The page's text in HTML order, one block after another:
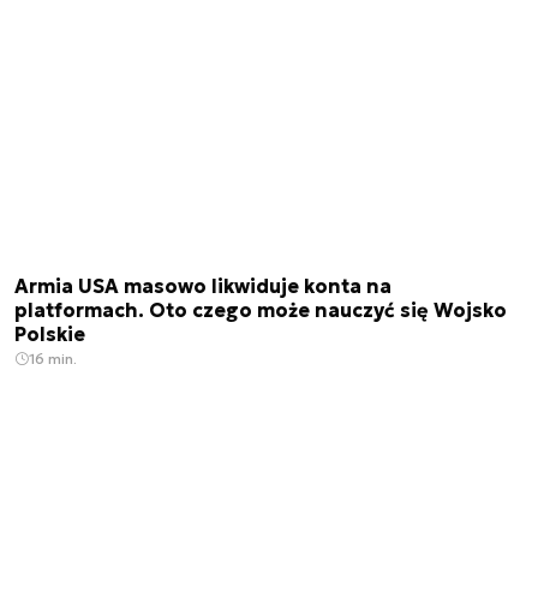
Armia USA masowo likwiduje konta na
platformach. Oto czego może nauczyć się Wojsko
Polskie
16 min.